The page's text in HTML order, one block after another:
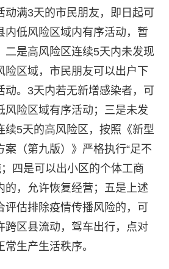
动满3天的市民朋友，即日起可
内低风险区域内有序活动，暂
二是高风险区连续5天内未发现
险区域，市民朋友可以出户下
动。3天内若无新增感染者，可
风险区域有序活动；三是未发
续5天的高风险区，按照《新型
案（第九版）》严格执行“足不
四是可以出小区的个体工商
的，允许恢复经营；五是上述
评估排除疫情传播风险的，可
跨区县流动，驾车出行，点对
生产生活秩序。